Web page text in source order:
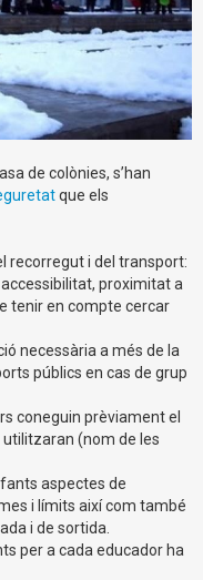
de colònies, s’han
que els
recorregut i del transport:
proximitat a
tenir en compte cercar
necessària a més de la
públics en cas de grup
coneguin prèviament el
(nom de les
aspectes de
i límits així com també
i de sortida.
per a cada educador ha